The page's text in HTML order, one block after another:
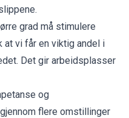
grad må stimulere
vi får en viktig andel i
Det gir arbeidsplasser
og
flere omstillinger